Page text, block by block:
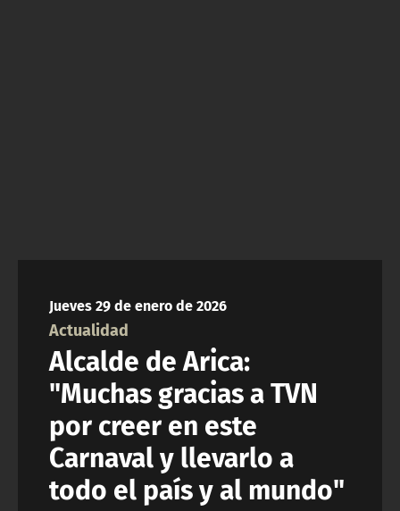
Jueves 29 de enero de 2026
Actualidad
Alcalde de Arica:
"Muchas gracias a TVN
por creer en este
Carnaval y llevarlo a
todo el país y al mundo"